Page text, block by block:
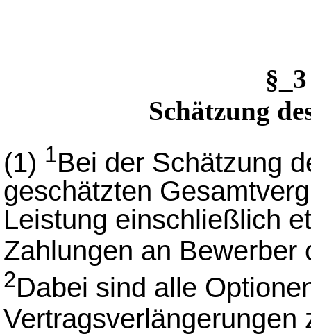
Schätzung
(1) 1Bei der Schätzung
geschätzten
Leistung einschließlich
Zahlungen an
2Dabei sind alle